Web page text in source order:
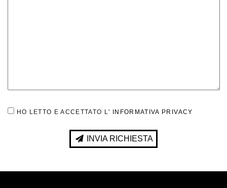
HO LETTO E ACCETTATO L' INFORMATIVA PRIVACY
INVIA RICHIESTA